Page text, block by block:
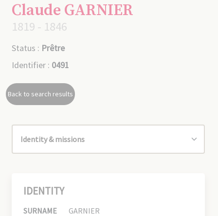
Claude GARNIER
1819 - 1846
Status : Prêtre
Identifier : 0491
Back to search results
IDENTITY
SURNAME
GARNIER